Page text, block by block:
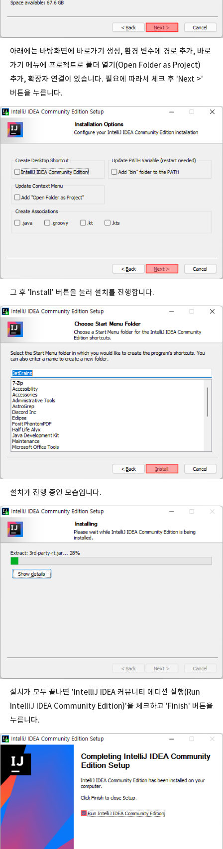
아래에는 바탕화면에 바로가기 생성, 환경 변수에 경로 추가, 바로
가기 메뉴에 프로젝트로 폴더 열기(Open Folder as Project)
추가, 확장자 연결이 있습니다. 필요에 따라서 체크 후 'Next >'
버튼을 누릅니다.
그 후 'Install' 버튼을 눌러 설치를 진행합니다.
설치가 진행 중인 모습입니다.
설치가 모두 끝나면 'IntelliJ IDEA 커뮤니티 에디션 실행(Run
IntelliJ IDEA Community Edition)'을 체크하고 'Finish' 버튼을
누릅니다.